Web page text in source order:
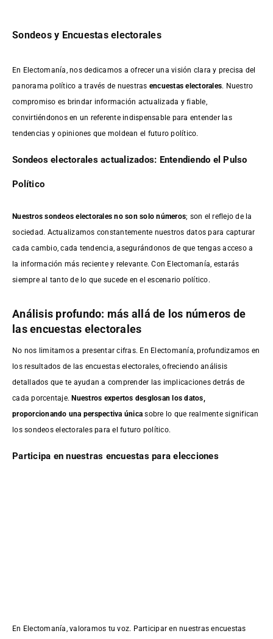
Sondeos y Encuestas electorales
En Electomanía, nos dedicamos a ofrecer una visión clara y precisa del
panorama político a través de nuestras encuestas electorales. Nuestro
compromiso es brindar información actualizada y fiable,
convirtiéndonos en un referente indispensable para entender las
tendencias y opiniones que moldean el futuro político.
Sondeos electorales actualizados: Entendiendo el Pulso
Político
Nuestros sondeos electorales no son solo números; son el reflejo de la
sociedad. Actualizamos constantemente nuestros datos para capturar
cada cambio, cada tendencia, asegurándonos de que tengas acceso a
la información más reciente y relevante. Con Electomanía, estarás
siempre al tanto de lo que sucede en el escenario político.
Análisis profundo: más allá de los números de
las encuestas electorales
No nos limitamos a presentar cifras. En Electomanía, profundizamos en
los resultados de las encuestas electorales, ofreciendo análisis
detallados que te ayudan a comprender las implicaciones detrás de
cada porcentaje.Nuestros expertos desglosan los datos,
proporcionando una perspectiva única sobre lo que realmente significan
los sondeos electorales para el futuro político.
Participa en nuestras encuestas para elecciones
En Electomanía, valoramos tu voz. Participar en nuestras encuestas